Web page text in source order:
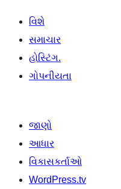
વિશે
સમાચાર
હોસ્ટિંગ.
ગોપનીયતા
જાણો
આધાર
વિકાસકર્તાઓ
WordPress.tv